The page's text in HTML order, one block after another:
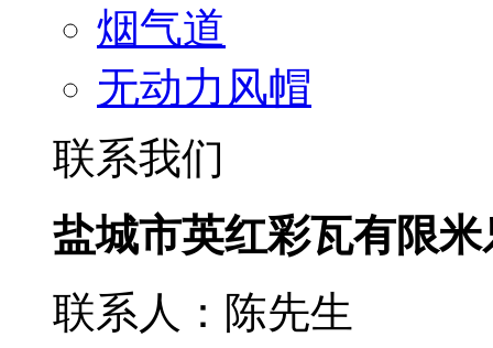
烟气道
无动力风帽
联系我们
盐城市英红彩瓦有限
联系人：陈先生